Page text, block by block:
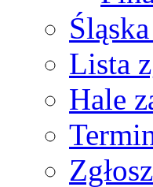
Lista
Hale